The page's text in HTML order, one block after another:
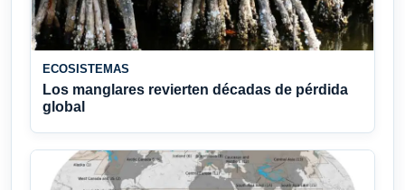
ECOSISTEMAS
Los manglares revierten décadas de pérdida
global